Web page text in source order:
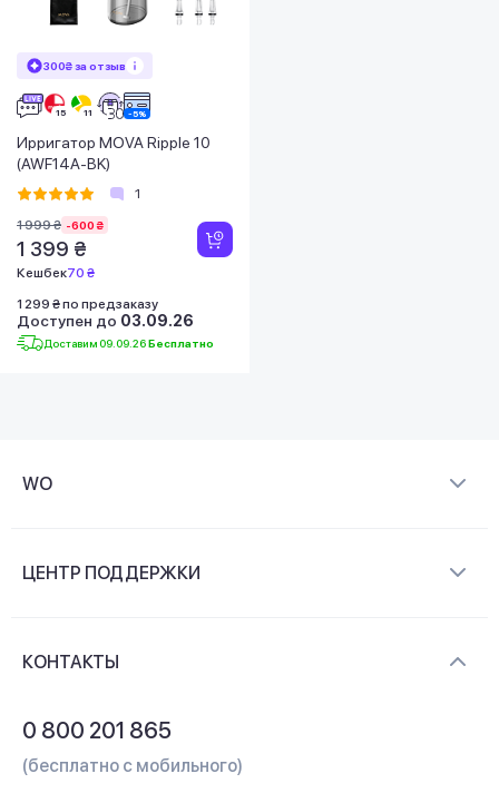
300₴ за отзыв
Ирригатор MOVA Ripple 10
(AWF14A-BK)
1
1 999 ₴ -600 ₴
1 399 ₴
Кешбек70 ₴
1 299 ₴ по предзаказу
Доступен до 03.09.26
Доставим 09.09.26Бесплатно
WO
Контакты
ЦЕНТР ПОДДЕРЖКИ
КОНТАКТЫ
0 800 201 865
(бесплатно с мобильного)